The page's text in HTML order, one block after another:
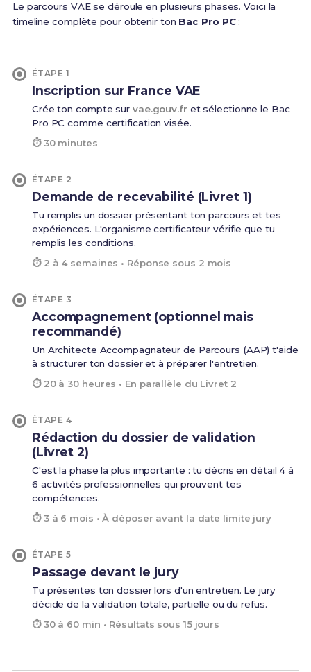
Le parcours VAE se déroule en plusieurs phases. Voici la
timeline complète pour obtenir ton Bac Pro PC:
ÉTAPE 1
Inscription sur France VAE
Crée ton compte sur vae.gouv.fr et sélectionne le Bac
Pro PC comme certification visée.
⏱ 30 minutes
ÉTAPE 2
Demande de recevabilité (Livret 1)
Tu remplis un dossier présentant ton parcours et tes
expériences. L'organisme certificateur vérifie que tu
remplis les conditions.
⏱ 2 à 4 semaines • Réponse sous 2 mois
ÉTAPE 3
Accompagnement (optionnel mais
recommandé)
Un Architecte Accompagnateur de Parcours (AAP) t'aide
à structurer ton dossier et à préparer l'entretien.
⏱ 20 à 30 heures • En parallèle du Livret 2
ÉTAPE 4
Rédaction du dossier de validation
(Livret 2)
C'est la phase la plus importante : tu décris en détail 4 à
6 activités professionnelles qui prouvent tes
compétences.
⏱ 3 à 6 mois • À déposer avant la date limite jury
ÉTAPE 5
Passage devant le jury
Tu présentes ton dossier lors d'un entretien. Le jury
décide de la validation totale, partielle ou du refus.
⏱ 30 à 60 min • Résultats sous 15 jours